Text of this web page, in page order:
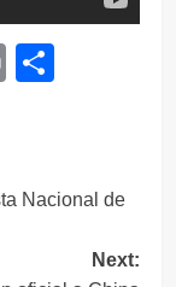
Print
Nacional de
Next: